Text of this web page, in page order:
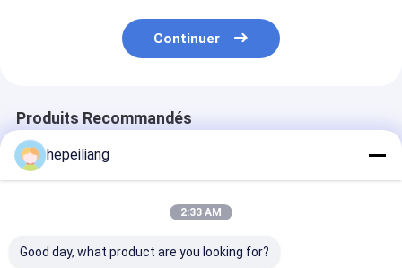
Continuer
Produits Recommandés
hepeiliang
2:33 AM
Good day, what product are you looking for?